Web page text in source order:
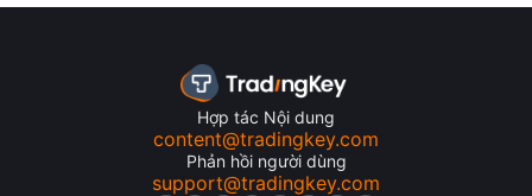
Hợp tác Nội dung
content@tradingkey.com
Phản hồi người dùng
support@tradingkey.com